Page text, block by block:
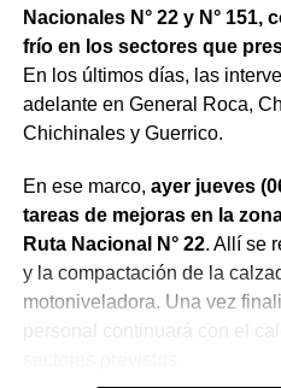
Nacionales N° 22 y N° 151,
frío en los sectores que
En los últimos días, las
adelante en General Roca,
Chichinales y Guerrico.
En ese marco, ayer jueves
tareas de mejoras en la
Ruta Nacional N° 22. Allí se
y la compactación de la
motoniveladora. Una vez
personal continuará con el